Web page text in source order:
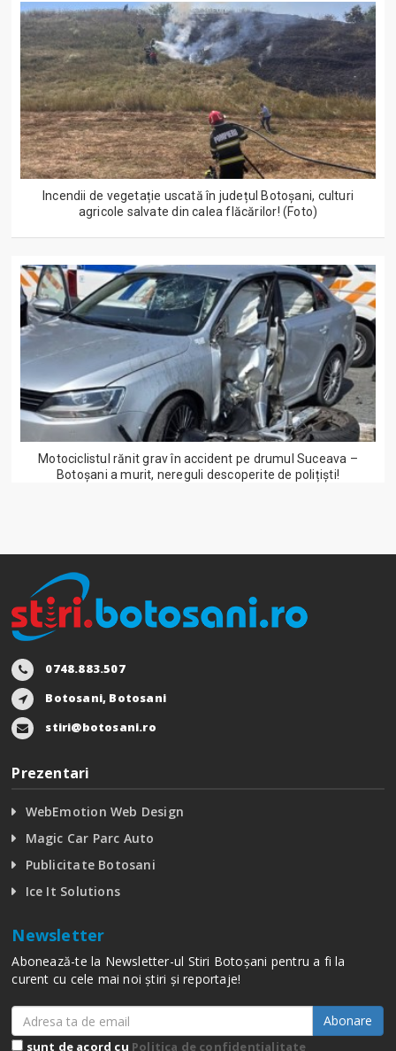
Incendii de vegetație uscată în județul Botoșani, culturi
agricole salvate din calea flăcărilor! (Foto)
Motociclistul rănit grav în accident pe drumul Suceava –
Botoșani a murit, nereguli descoperite de polițiști!
0748.883.507
Botosani, Botosani
stiri@botosani.ro
Prezentari
WebEmotion Web Design
Magic Car Parc Auto
Publicitate Botosani
Ice It Solutions
Newsletter
Abonează-te la Newsletter-ul Stiri Botoșani pentru a fi la
curent cu cele mai noi știri și reportaje!
Abonare
sunt de acord cu Politica de confidențialitate